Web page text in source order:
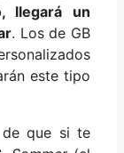
llegará un
. Los de GB
este tipo
de que si te